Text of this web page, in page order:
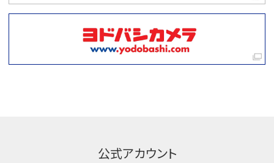
公式アカウント